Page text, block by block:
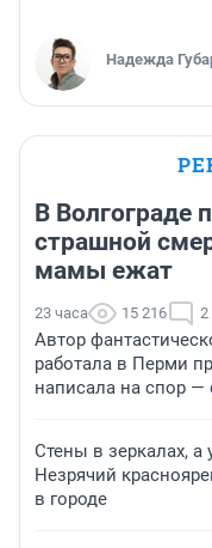
Надежда
В Волгограде
страшной
мамы ежат
23 часа 15 216 2
Автор
работала в Перми
написала на спор —
Стены в зеркалах,
Незрячий
в городе